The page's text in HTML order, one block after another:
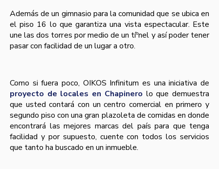
Además de un gimnasio para la comunidad que se ubica en
el piso 16 lo que garantiza una vista espectacular. Este
une las dos torres por medio de un tíºnel y así­ poder tener
pasar con facilidad de un lugar a otro.
Como si fuera poco, OIKOS Infinitum es una iniciativa de
proyecto de locales en Chapinero lo que demuestra
que usted contará con un centro comercial en primero y
segundo piso con una gran plazoleta de comidas en donde
encontrará las mejores marcas del paí­s para que tenga
facilidad y por supuesto, cuente con todos los servicios
que tanto ha buscado en un inmueble.